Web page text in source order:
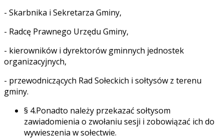
- Skarbnika i Sekretarza Gminy,
- Radcę Prawnego Urzędu Gminy,
- kierowników i dyrektorów gminnych jednostek
organizacyjnych,
- przewodniczących Rad Sołeckich i sołtysów z terenu
gminy.
§ 4.Ponadto należy przekazać sołtysom
zawiadomienia o zwołaniu sesji i zobowiązać ich do
wywieszenia w sołectwie.